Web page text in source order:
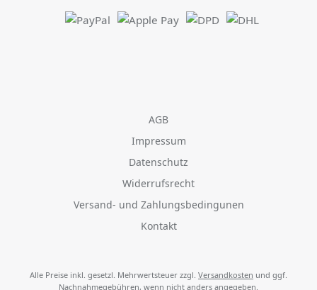
AGB
Impressum
Datenschutz
Widerrufsrecht
Versand- und Zahlungsbedingunen
Kontakt
Alle Preise inkl. gesetzl. Mehrwertsteuer zzgl. Versandkosten und ggf.
Nachnahmegebühren, wenn nicht anders angegeben.